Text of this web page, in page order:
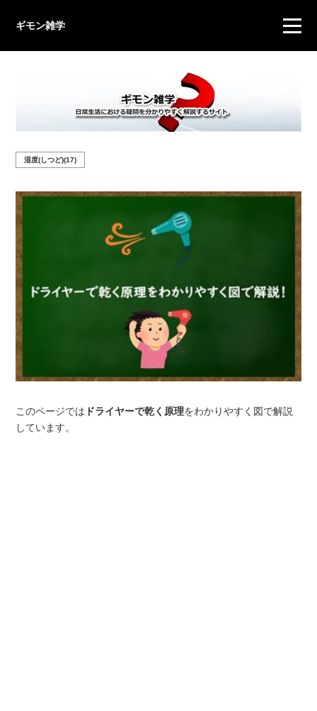
ギモン雑学
湿度(しつど)(17)
このページでは ドライヤーで乾く原理をわかりやすく図で解説
しています。